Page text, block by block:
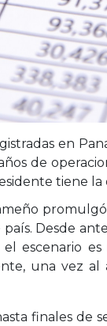
en
de
tiene
Desde
escenario
una vez
finales